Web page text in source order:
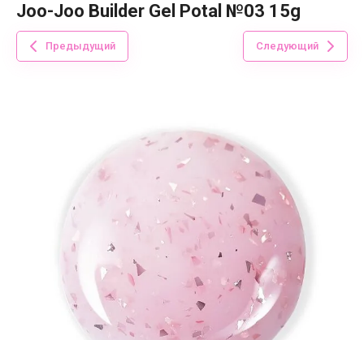
Joo-Joo Builder Gel Potal №03 15g
Предыдущий Следующий